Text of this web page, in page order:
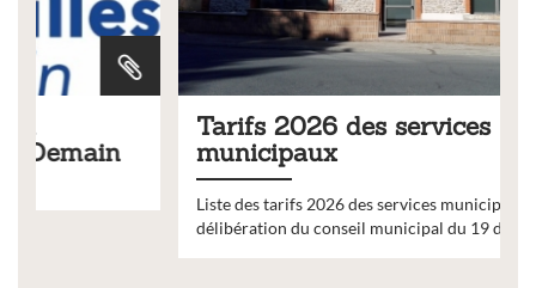
Tarifs 2026 des services
municipaux
Liste des tarifs 2026 des services municipaux,
délibération du conseil municipal du 19 décembre 2025